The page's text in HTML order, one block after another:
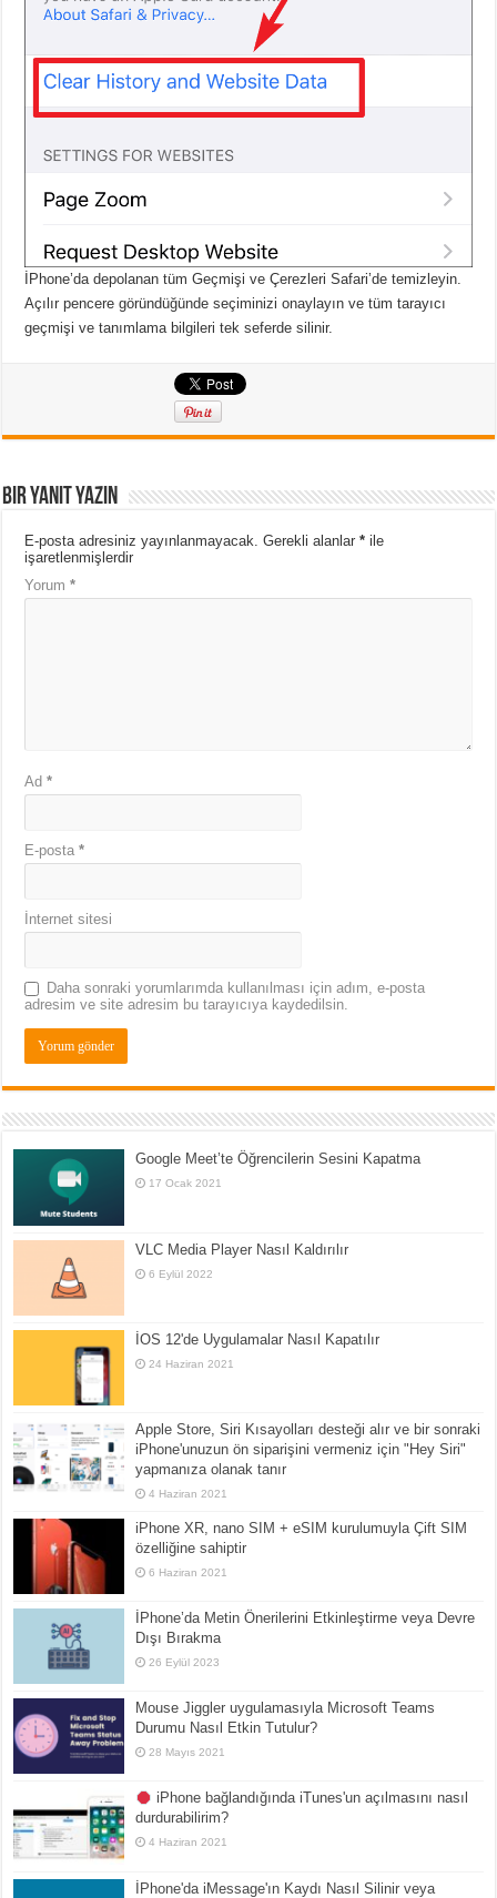
İPhone’da depolanan tüm Geçmişi ve Çerezleri Safari’de temizleyin.
Açılır pencere göründüğünde seçiminizi onaylayın ve tüm tarayıcı
geçmişi ve tanımlama bilgileri tek seferde silinir.
Bir yanıt yazın
E-posta adresiniz yayınlanmayacak. Gerekli alanlar* ile
işaretlenmişlerdir
Yorum*
Ad*
E-posta*
İnternet sitesi
Daha sonraki yorumlarımda kullanılması için adım, e-posta
adresim ve site adresim bu tarayıcıya kaydedilsin.
Google Meet’te Öğrencilerin Sesini Kapatma
17 Ocak 2021
VLC Media Player Nasıl Kaldırılır
6 Eylül 2022
İOS 12'de Uygulamalar Nasıl Kapatılır
24 Haziran 2021
Apple Store, Siri Kısayolları desteği alır ve bir sonraki
iPhone'unuzun ön siparişini vermeniz için "Hey Siri"
yapmanıza olanak tanır
4 Haziran 2021
iPhone XR, nano SIM + eSIM kurulumuyla Çift SIM
özelliğine sahiptir
6 Haziran 2021
İPhone’da Metin Önerilerini Etkinleştirme veya Devre
Dışı Bırakma
26 Eylül 2023
Mouse Jiggler uygulamasıyla Microsoft Teams
Durumu Nasıl Etkin Tutulur?
28 Mayıs 2021
iPhone bağlandığında iTunes'un açılmasını nasıl
durdurabilirim?
4 Haziran 2021
İPhone'da iMessage'ın Kaydı Nasıl Silinir veya